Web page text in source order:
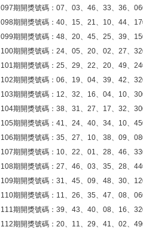
097期開獎號碼：07、03、46、33、36、
098期開獎號碼：40、15、21、10、44、
099期開獎號碼：48、20、45、25、39、
100期開獎號碼：24、05、20、02、27、
101期開獎號碼：25、29、22、20、49、
102期開獎號碼：06、19、04、39、42、
103期開獎號碼：12、32、16、04、10、
104期開獎號碼：38、31、27、17、32、
105期開獎號碼：41、24、40、34、10、
106期開獎號碼：35、27、10、38、09、
107期開獎號碼：10、22、01、28、46、
108期開獎號碼：27、46、03、35、28、
109期開獎號碼：31、45、09、48、30、
110期開獎號碼：11、26、35、47、08、
111期開獎號碼：39、43、40、08、16、
112期開獎號碼：20、11、29、41、02、